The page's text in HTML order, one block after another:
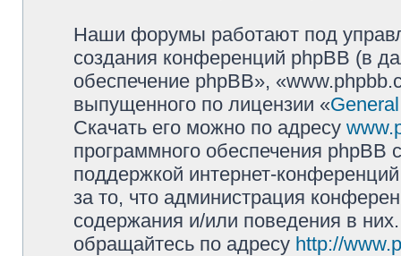
Наши форумы работают под
создания конференций phpBB (в
обеспечение phpBB»,
выпущенного по лицензии «
Скачать его можно по адресу
программного обеспечения phpBB
поддержкой интернет-
за то, что администрация
содержания и/или поведения в
обращайтесь по адресу http://